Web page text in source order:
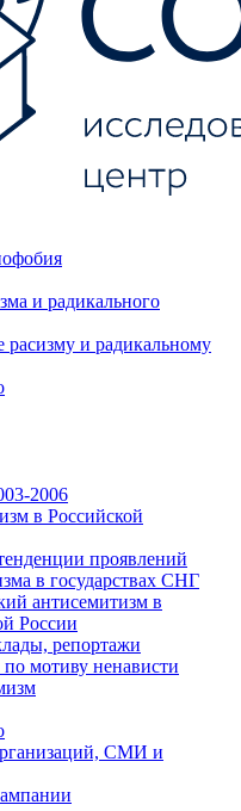
и радикального
расизму и радикальному
2006
в Российской
проявлений
в государствах СНГ
антисемитизм в
России
репортажи
мотиву ненависти
СМИ и